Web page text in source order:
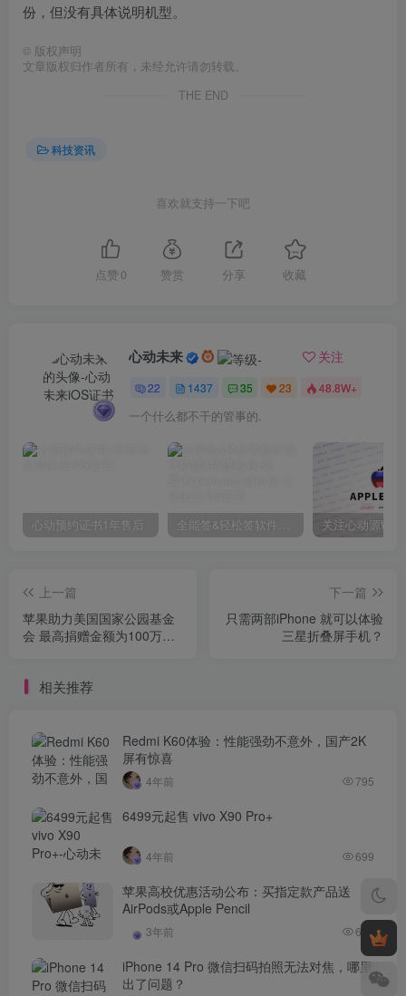
份，但没有具体说明机型。
© 版权声明
文章版权归作者所有，未经允许请勿转载。
THE END
科技资讯
喜欢就支持一下吧
点赞 0 赞赏 分享 收藏
心动未来 关注
22 1437 35 23 48.8W+
一个什么都不干的管事的.
心动预约证书1年售后 全能签&轻松签软件源代搭建&搭建教程(免费)Applehub心动论坛
上一篇
苹果助力美国国家公园基金
会 最高捐赠金额为100万美
下一篇
只需两部iPhone 就可以体验
三星折叠屏手机？
相关推荐
Redmi K60体验：性能强劲不意外，国产2K
屏有惊喜
4年前 795
6499元起售 vivo X90 Pro+
4年前 699
苹果高校优惠活动公布：买指定款产品送
AirPods或Apple Pencil
3年前 630
iPhone 14 Pro 微信扫码拍照无法对焦，哪里
出了问题？